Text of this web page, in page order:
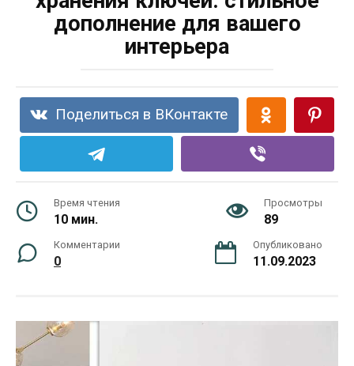
дополнение для вашего
интерьера
Поделиться в ВКонтакте
Время чтения
10 мин.
Просмотры
89
Комментарии
0
Опубликовано
11.09.2023